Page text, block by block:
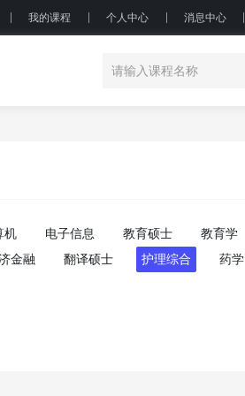
我的课程 个人中心 消息中心
机 电子信息 教育硕士 教育学
金融 翻译硕士 护理综合 药学